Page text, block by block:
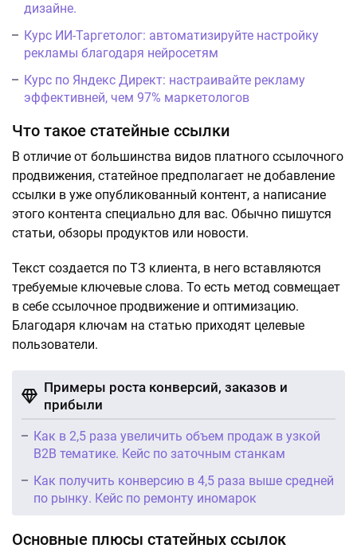
дизайне.
Курс ИИ-Таргетолог: автоматизируйте настройку
рекламы благодаря нейросетям
Курс по Яндекс Директ: настраивайте рекламу
эффективней, чем 97% маркетологов
Что такое статейные ссылки
В отличие от большинства видов платного ссылочного
продвижения, статейное предполагает не добавление
ссылки в уже опубликованный контент, а написание
этого контента специально для вас. Обычно пишутся
статьи, обзоры продуктов или новости.
Текст создается по ТЗ клиента, в него вставляются
требуемые ключевые слова. То есть метод совмещает
в себе ссылочное продвижение и оптимизацию.
Благодаря ключам на статью приходят целевые
пользователи.
Примеры роста конверсий, заказов и
прибыли
Как в 2,5 раза увеличить объем продаж в узкой
B2B тематике. Кейс по заточным станкам
Как получить конверсию в 4,5 раза выше средней
по рынку. Кейс по ремонту иномарок
Основные плюсы статейных ссылок